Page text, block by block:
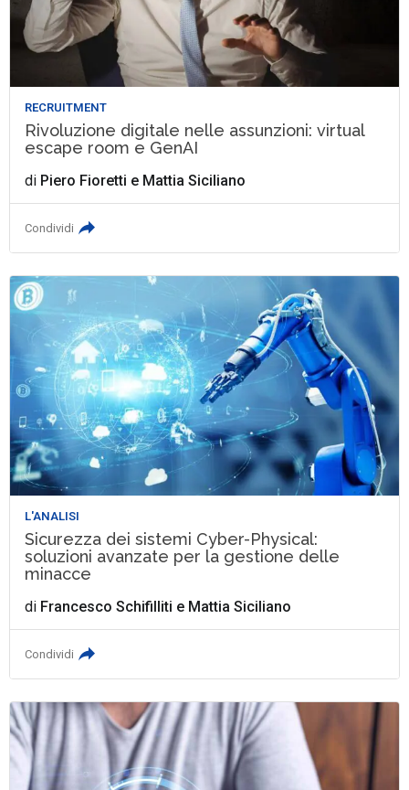
RECRUITMENT
Rivoluzione digitale nelle assunzioni: virtual
escape room e GenAI
di Piero Fioretti e Mattia Siciliano
Condividi
L'ANALISI
Sicurezza dei sistemi Cyber-Physical:
soluzioni avanzate per la gestione delle
minacce
di Francesco Schifilliti e Mattia Siciliano
Condividi